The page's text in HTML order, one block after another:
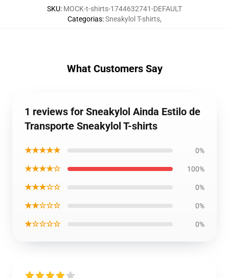
SKU: MOCK-t-shirts-1744632741-DEFAULT
Categorias:Sneakylol T-shirts,
What Customers Say
1 reviews for Sneakylol Ainda Estilo de
Transporte Sneakylol T-shirts
★★★★★ 0%
★★★★☆ 100%
★★★☆☆ 0%
★★☆☆☆ 0%
★☆☆☆☆ 0%